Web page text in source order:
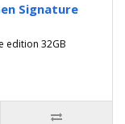
Signature
edition 32GB